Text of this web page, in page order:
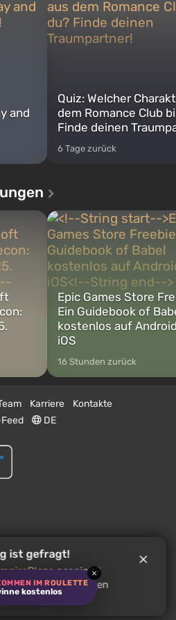
IM ROULETTE
kostenlos
×
and
Quiz: Welcher
dem Romance Club
Finde deinen
6 Tage zurück
Epic Games Store
Ein Guidebook of
kostenlos auf
iOS
16 Stunden zurück
Karriere
Kontakte
DE
über Nachrichten:
ist gefragt!
gespielt?
dieses Spiel anderen